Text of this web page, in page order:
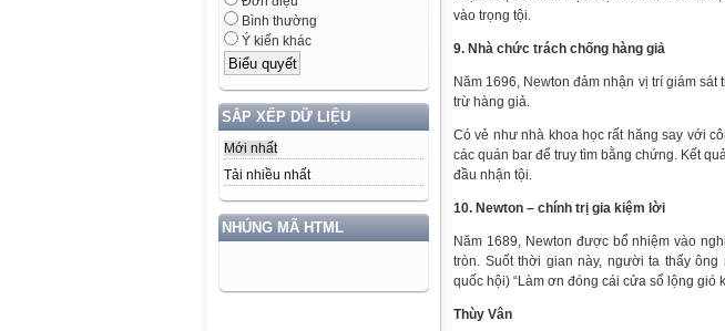
Bình thường
Ý kiến khác
SẮP XẾP DỮ LIỆU
Mới nhất
Tải nhiều nhất
NHÚNG MÃ HTML
vào trọng tội.
9. Nhà chức trách chống hàng giả
Năm 1696, Newton đảm nhận vị trí giám
trừ hàng giả.
Có vẻ như nhà khoa học rất hăng say với
các quán bar để truy tìm bằng chứng. Kết
đầu nhận tội.
10. Newton – chính trị gia kiệm lời
Năm 1689, Newton được bổ nhiệm vào
tròn. Suốt thời gian này, người ta thấy
quốc hội) “Làm ơn đóng cái cửa sổ lộng gió
Thùy Vân